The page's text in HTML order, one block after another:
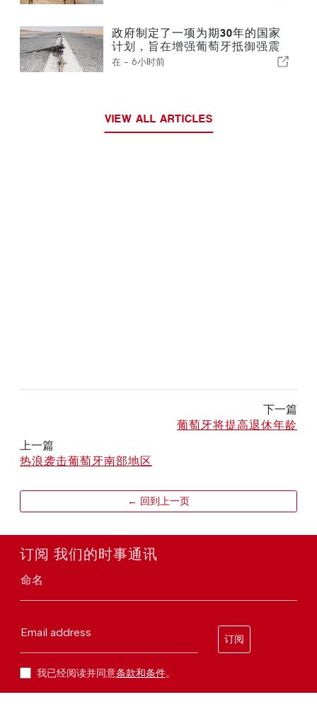
政府制定了一项为期30年的国家
计划，旨在增强葡萄牙抵御强震
的能力
在 - 6小时前
VIEW ALL ARTICLES
下一篇
葡萄牙将提高退休年龄
上一篇
热浪袭击葡萄牙南部地区
← 回到上一页
订阅 我们的时事通讯
命名
Email address
订阅
我已经阅读并同意条款和条件。